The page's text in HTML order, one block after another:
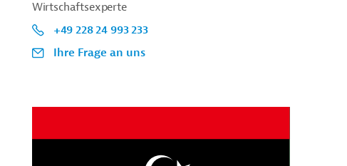
Wirtschaftsexperte
+49 228 24 993 233
Ihre Frage an uns